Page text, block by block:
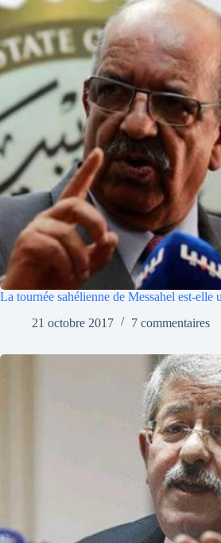
La tournée sahélienne de Messahel est-elle
21 octobre 2017
7 commentaires